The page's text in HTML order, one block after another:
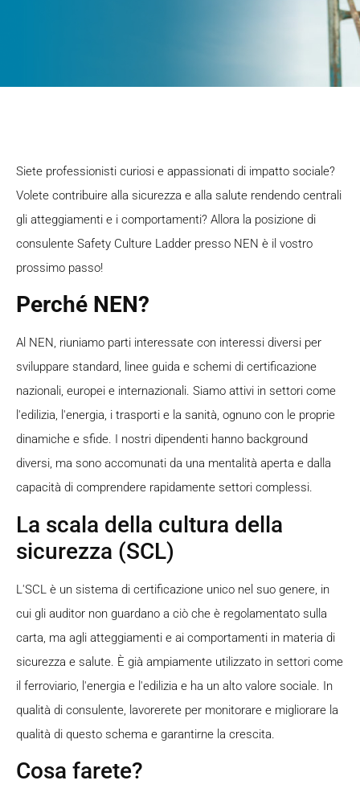
Siete professionisti curiosi e appassionati di impatto sociale?
Volete contribuire alla sicurezza e alla salute rendendo centrali
gli atteggiamenti e i comportamenti? Allora la posizione di
consulente Safety Culture Ladder presso NEN è il vostro
prossimo passo!
Perché NEN?
Al NEN, riuniamo parti interessate con interessi diversi per
sviluppare standard, linee guida e schemi di certificazione
nazionali, europei e internazionali. Siamo attivi in settori come
l'edilizia, l'energia, i trasporti e la sanità, ognuno con le proprie
dinamiche e sfide. I nostri dipendenti hanno background
diversi, ma sono accomunati da una mentalità aperta e dalla
capacità di comprendere rapidamente settori complessi.
La scala della cultura della
sicurezza (SCL)
L'SCL è un sistema di certificazione unico nel suo genere, in
cui gli auditor non guardano a ciò che è regolamentato sulla
carta, ma agli atteggiamenti e ai comportamenti in materia di
sicurezza e salute. È già ampiamente utilizzato in settori come
il ferroviario, l'energia e l'edilizia e ha un alto valore sociale. In
qualità di consulente, lavorerete per monitorare e migliorare la
qualità di questo schema e garantirne la crescita.
Cosa farete?